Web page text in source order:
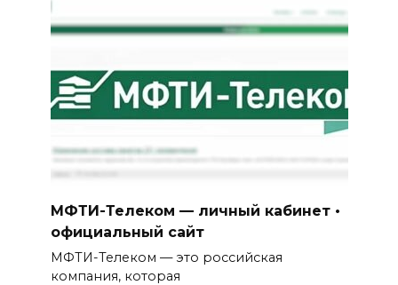
МФТИ-Телеком — личный кабинет •
официальный сайт
МФТИ-Телеком — это российская
компания, которая